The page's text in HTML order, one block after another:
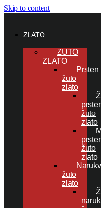
Skip to content
ZLATO
ŽUTO
ZLATO
Prsten
žuto
zlato
žuto
zlato
žuto
zlato
žuto
zlato